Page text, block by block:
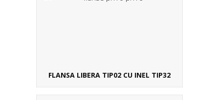
FLANSA LIBERA TIP02 CU INEL TIP32